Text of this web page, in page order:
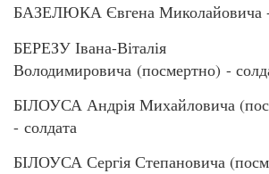
БАЗЕЛЮКА Євгена Миколайовича -
БЕРЕЗУ Івана-Віталія
Володимировича (посмертно) -
БІЛОУСА Андрія Михайловича
- солдата
БІЛОУСА Сергія Степановича